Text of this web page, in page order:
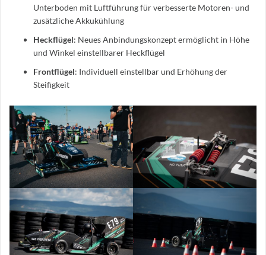
Unterboden mit Luftführung für verbesserte Motoren- und
zusätzliche Akkukühlung
Heckflügel: Neues Anbindungskonzept ermöglicht in Höhe
und Winkel einstellbarer Heckflügel
Frontflügel: Individuell einstellbar und Erhöhung der
Steifigkeit